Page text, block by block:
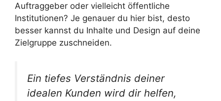
Auftraggeber oder vielleicht öffentliche
Institutionen? Je genauer du hier bist, desto
besser kannst du Inhalte und Design auf deine
Zielgruppe zuschneiden.
Ein tiefes Verständnis deiner
idealen Kunden wird dir helfen,